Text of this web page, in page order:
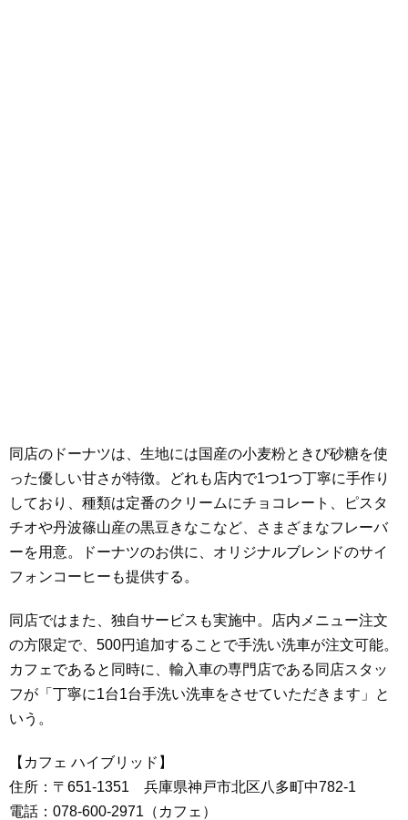
同店のドーナツは、生地には国産の小麦粉ときび砂糖を使
った優しい甘さが特徴。どれも店内で1つ1つ丁寧に手作り
しており、種類は定番のクリームにチョコレート、ピスタ
チオや丹波篠山産の黒豆きなこなど、さまざまなフレーバ
ーを用意。ドーナツのお供に、オリジナルブレンドのサイ
フォンコーヒーも提供する。
同店ではまた、独自サービスも実施中。店内メニュー注文
の方限定で、500円追加することで手洗い洗車が注文可能。
カフェであると同時に、輸入車の専門店である同店スタッ
フが「丁寧に1台1台手洗い洗車をさせていただきます」と
いう。
【カフェ ハイブリッド】
住所：〒651-1351 兵庫県神戸市北区八多町中782-1
電話：078-600-2971（カフェ）